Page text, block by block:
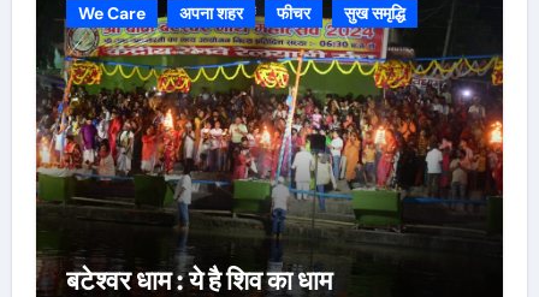
We Care अपना शहर फीचर सुख समृद्धि
बटेश्वर धाम : ये है शिव का धाम